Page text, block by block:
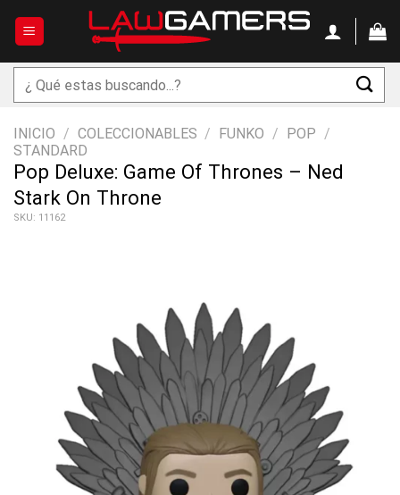
Buscar
por:
INICIO / COLECCIONABLES / FUNKO / POP /
STANDARD
Pop Deluxe: Game Of Thrones – Ned
Stark On Throne
SKU: 11162